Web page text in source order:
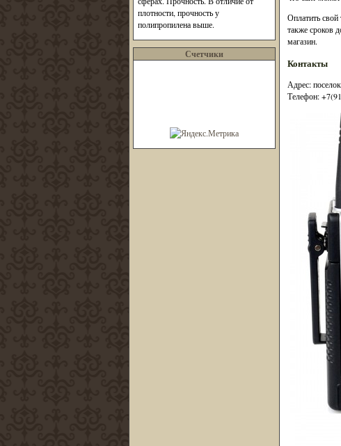
плотности, прочность у
полипропилена выше.
Счетчики
Оплатить
также сроков
магазин.
Контакты
Адрес:
Телефон: